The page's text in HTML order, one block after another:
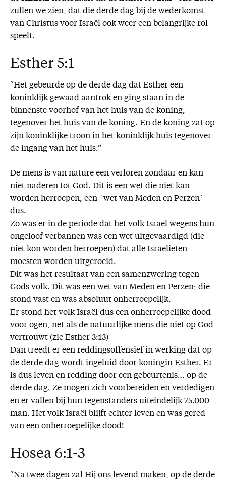
zullen we zien, dat die derde dag bij de wederkomst
van Christus voor Israël ook weer een belangrijke rol
speelt.
Esther 5:1
“Het gebeurde op de derde dag dat Esther een
koninklijk gewaad aantrok en ging staan in de
binnenste voorhof van het huis van de koning,
tegenover het huis van de koning. En de koning zat op
zijn koninklijke troon in het koninklijk huis tegenover
de ingang van het huis.”
De mens is van nature een verloren zondaar en kan
niet naderen tot God. Dit is een wet die niet kan
worden herroepen, een ´wet van Meden en Perzen´
dus.
Zo was er in de periode dat het volk Israël wegens hun
ongeloof verbannen was een wet uitgevaardigd (die
niet kon worden herroepen) dat alle Israëlieten
moesten worden uitgeroeid.
Dit was het resultaat van een samenzwering tegen
Gods volk. Dit was een wet van Meden en Perzen; die
stond vast en was absoluut onherroepelijk.
Er stond het volk Israël dus een onherroepelijke dood
voor ogen, net als de natuurlijke mens die niet op God
vertrouwt (zie Esther 3:13)
Dan treedt er een reddingsoffensief in werking dat op
de derde dag wordt ingeluid door koningin Esther. Er
is dus leven en redding door een gebeurtenis… op de
derde dag. Ze mogen zich voorbereiden en verdedigen
en er vallen bij hun tegenstanders uiteindelijk 75.000
man. Het volk Israël blijft echter leven en was gered
van een onherroepelijke dood!
Hosea 6:1-3
“Na twee dagen zal Hij ons levend maken, op de derde